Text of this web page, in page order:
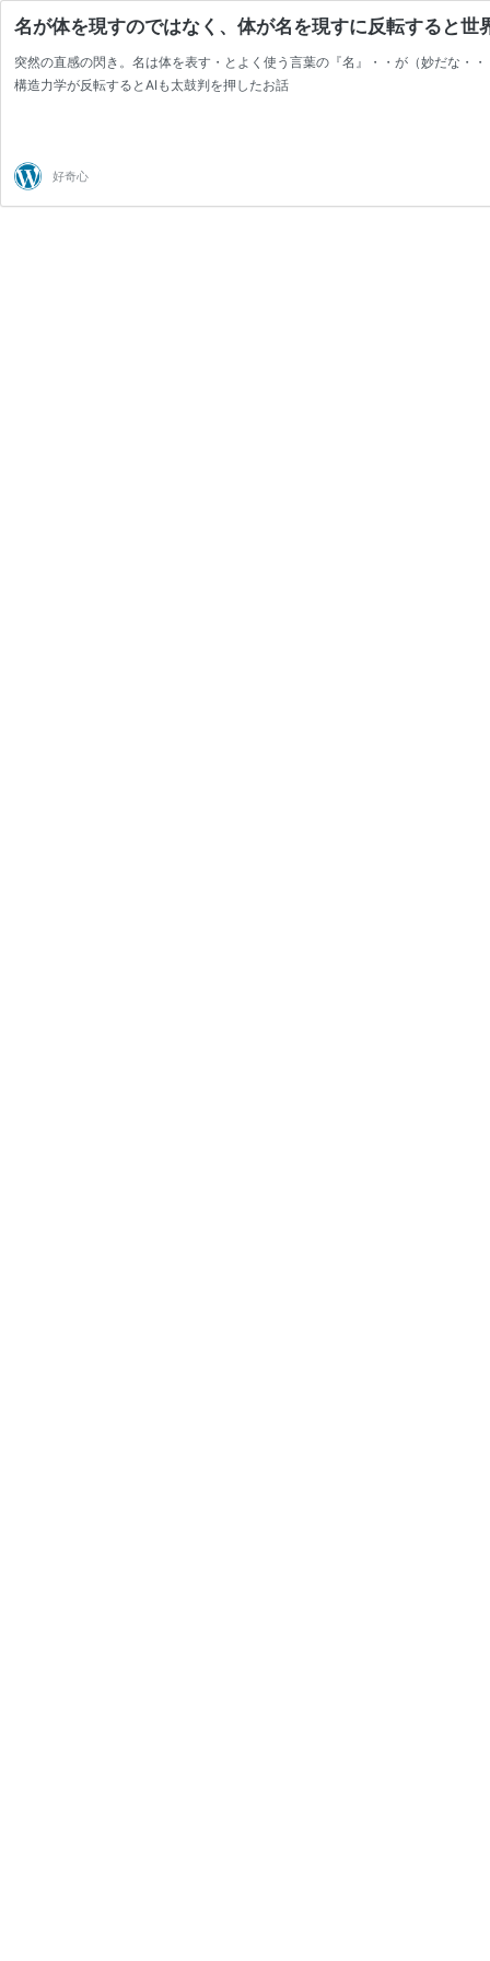
名が体を現すのではなく、体が名を現すに反転すると世
突然の直感の閃き。名は体を表す・とよく使う言葉の『名』・・が（妙だな・
構造力学が反転するとAIも太鼓判を押したお話
好奇心